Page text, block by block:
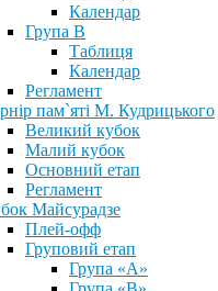
Календар
Група В
Таблиця
Календар
Регламент
пам`яті М. Кудрицького
Великий кубок
Малий кубок
Основний етап
Регламент
Майсурадзе
Плей-офф
Груповий етап
Група «А»